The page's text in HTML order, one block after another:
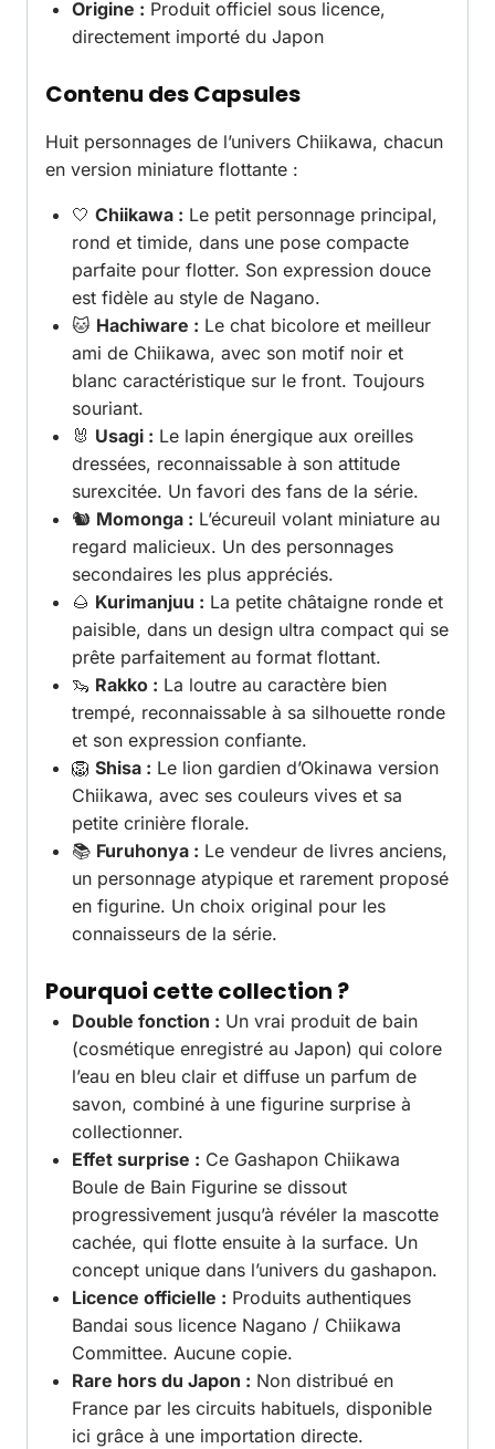
Origine : Produit officiel sous licence,
directement importé du Japon
Contenu des Capsules
Huit personnages de l’univers Chiikawa, chacun
en version miniature flottante :
🤍 Chiikawa : Le petit personnage principal,
rond et timide, dans une pose compacte
parfaite pour flotter. Son expression douce
est fidèle au style de Nagano.
🐱 Hachiware : Le chat bicolore et meilleur
ami de Chiikawa, avec son motif noir et
blanc caractéristique sur le front. Toujours
souriant.
🐰 Usagi : Le lapin énergique aux oreilles
dressées, reconnaissable à son attitude
surexcitée. Un favori des fans de la série.
🐿️ Momonga : L’écureuil volant miniature au
regard malicieux. Un des personnages
secondaires les plus appréciés.
🌰 Kurimanjuu : La petite châtaigne ronde et
paisible, dans un design ultra compact qui se
prête parfaitement au format flottant.
🦦 Rakko : La loutre au caractère bien
trempé, reconnaissable à sa silhouette ronde
et son expression confiante.
🦁 Shisa : Le lion gardien d’Okinawa version
Chiikawa, avec ses couleurs vives et sa
petite crinière florale.
📚 Furuhonya : Le vendeur de livres anciens,
un personnage atypique et rarement proposé
en figurine. Un choix original pour les
connaisseurs de la série.
Pourquoi cette collection ?
Double fonction : Un vrai produit de bain
(cosmétique enregistré au Japon) qui colore
l’eau en bleu clair et diffuse un parfum de
savon, combiné à une figurine surprise à
collectionner.
Effet surprise : Ce Gashapon Chiikawa
Boule de Bain Figurine se dissout
progressivement jusqu’à révéler la mascotte
cachée, qui flotte ensuite à la surface. Un
concept unique dans l’univers du gashapon.
Licence officielle : Produits authentiques
Bandai sous licence Nagano / Chiikawa
Committee. Aucune copie.
Rare hors du Japon : Non distribué en
France par les circuits habituels, disponible
ici grâce à une importation directe.